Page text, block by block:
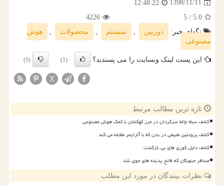
1398/11/11
12:48:22
5.0
/ 5
4226
تگهای خبر:
دوربین , سیستم , محصولات ,
هوش
مصنوعی
این پست لینک وبسایت را می پسندید؟ (1)
(0)
X
تازه ترین مطالب مرتبط
کشف سیاه چاله سرگردان در مرز کهکشان با کمک هوش مصنوعی
کشف پروتئین طبیعی در بدن که با آلزایمر مقابله می کند
کشف دلیل کوری های بی بازگشت
مسافر جنوبگان که فاتح پدیده های جوی شد
نظرات بینندگان در مورد این مطلب